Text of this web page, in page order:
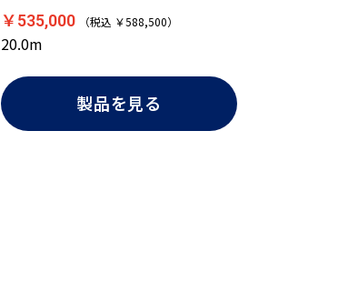
￥535,000 （税込 ￥588,500）
20.0m
製品を見る